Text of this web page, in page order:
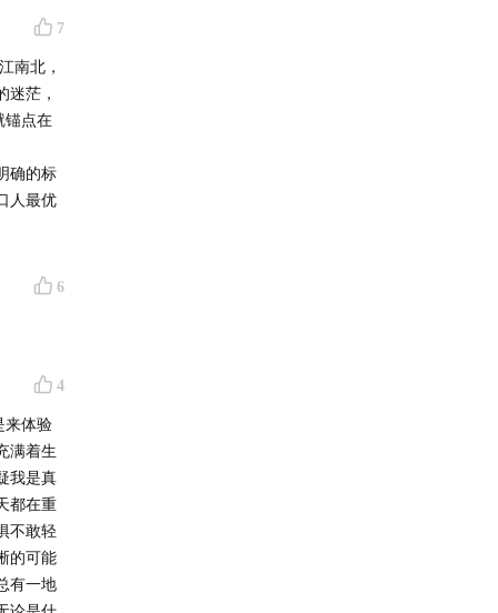
7
南北，
迷茫，
锚点在
确的标
人最优
6
4
来体验
满着生
我是真
都在重
不敢轻
的可能
有一地